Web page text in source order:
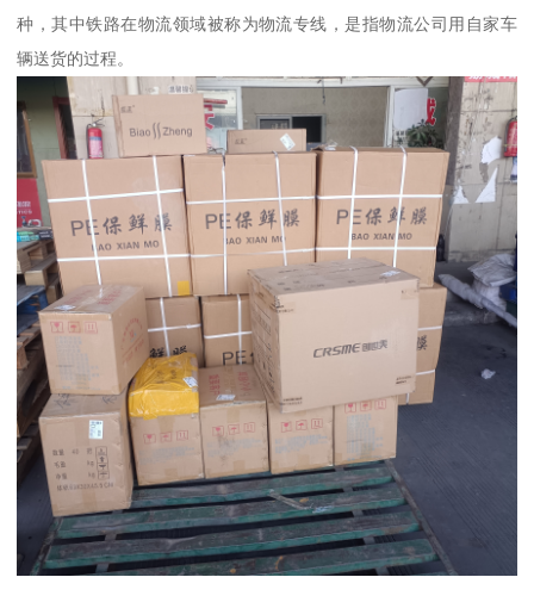
种，其中铁路在物流领域被称为物流专线，是指物流公司用自家车
辆送货的过程。